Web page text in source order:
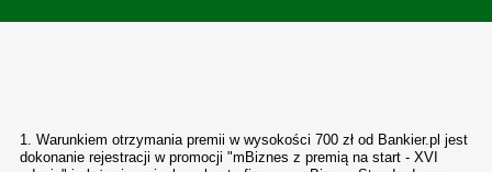
1. Warunkiem otrzymania premii w wysokości 700 zł od Bankier.pl jest
dokonanie rejestracji w promocji "mBiznes z premią na start - XVI